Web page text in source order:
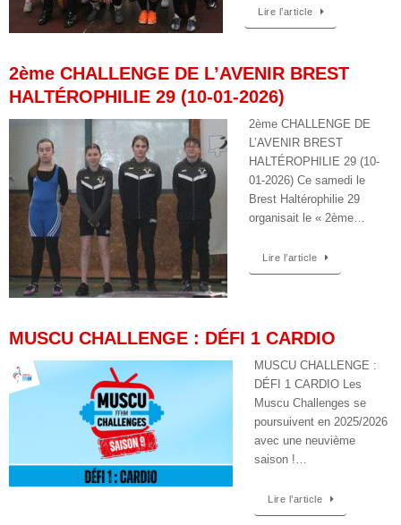
Lire l’article
2ème CHALLENGE DE L’AVENIR BREST
HALTÉROPHILIE 29 (10-01-2026)
2ème CHALLENGE DE
L’AVENIR BREST
HALTÉROPHILIE 29 (10-
01-2026) Ce samedi le
Brest Haltérophilie 29
organisait le « 2ème…
Lire l’article
MUSCU CHALLENGE : DÉFI 1 CARDIO
MUSCU CHALLENGE :
DÉFI 1 CARDIO Les
Muscu Challenges se
poursuivent en 2025/2026
avec une neuvième
saison !…
Lire l’article